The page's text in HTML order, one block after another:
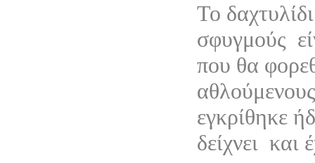
Το
σφυγμούς
που θα
εγκρίθηκε
δείχνει και